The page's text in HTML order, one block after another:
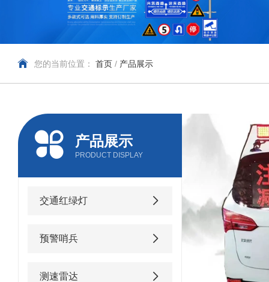
您的当前位置： 首页 / 产品展示
产品展示
PRODUCT DISPLAY
交通红绿灯
预警哨兵
测速雷达